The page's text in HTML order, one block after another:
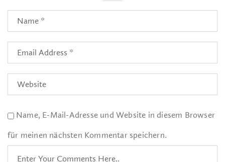
Name, E-Mail-Adresse und Website in diesem Browser
für meinen nächsten Kommentar speichern.